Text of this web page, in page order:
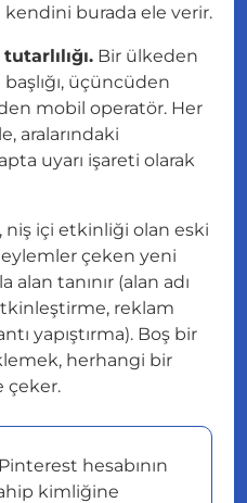
burada ele verir.
Bir ülkeden
üçüncüden
mobil operatör. Her
aralarındaki
uyarı işareti olarak
niş içi etkinliği olan eski
çeken yeni
alan tanınır (alan adı
reklam
yapıştırma). Boş bir
herhangi bir
çeker.
hesabının
kimliğine